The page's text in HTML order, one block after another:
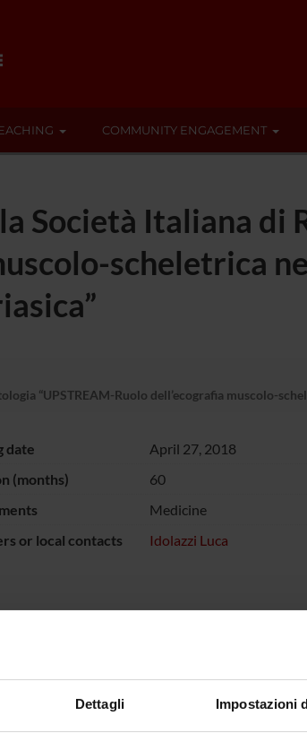
Dettagli Impostazioni
COMMUNITY ENGAGEMENT
Società Italiana di
scheletrica
“UPSTREAM-Ruolo dell’ecografia muscolo-
date
April 27, 2018
(months)
60
Medicine
or local contacts
Idolazzi Luca